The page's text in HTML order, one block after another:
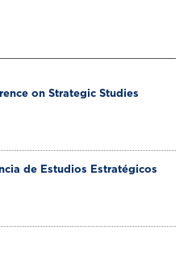
on Strategic Studies
de Estudios Estratégicos